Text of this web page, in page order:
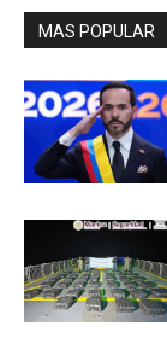
MAS POPULAR